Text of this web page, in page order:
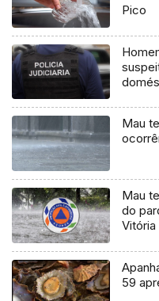
Pico
Mau
Mau
do
Vitória
59